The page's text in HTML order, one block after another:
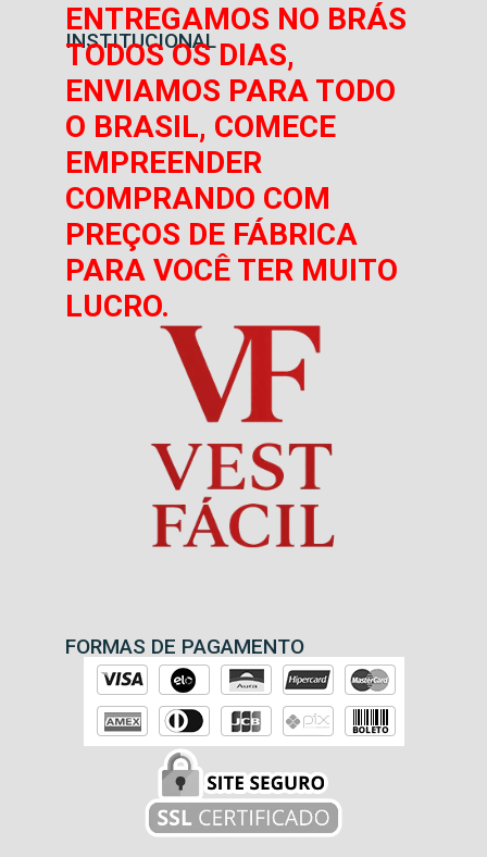
INSTITUCIONAL
ENTREGAMOS NO BRÁS
TODOS OS DIAS,
ENVIAMOS PARA TODO
O BRASIL, COMECE
EMPREENDER
COMPRANDO COM
PREÇOS DE FÁBRICA
PARA VOCÊ TER MUITO
LUCRO.
FORMAS DE PAGAMENTO